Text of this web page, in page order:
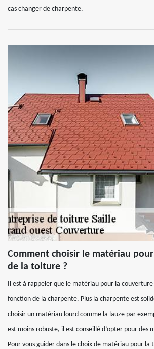
cas changer de charpente.
Comment choisir le matériau
de la toiture ?
Il est à rappeler que le matériau pour la
fonction de la charpente. Plus la charpente est
choisir un matériau lourd comme la lauze par
est moins robuste, il est conseillé d’opter pour des
Pour vous guider dans le choix de matériau pour